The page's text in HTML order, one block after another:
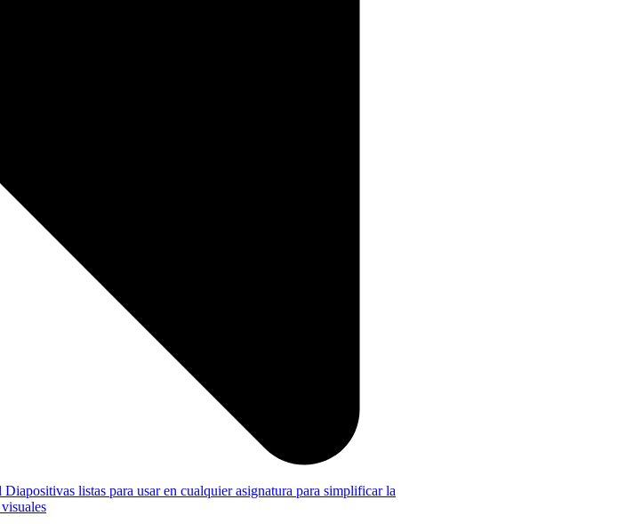
Diapositivas listas para usar en cualquier asignatura para simplificar la